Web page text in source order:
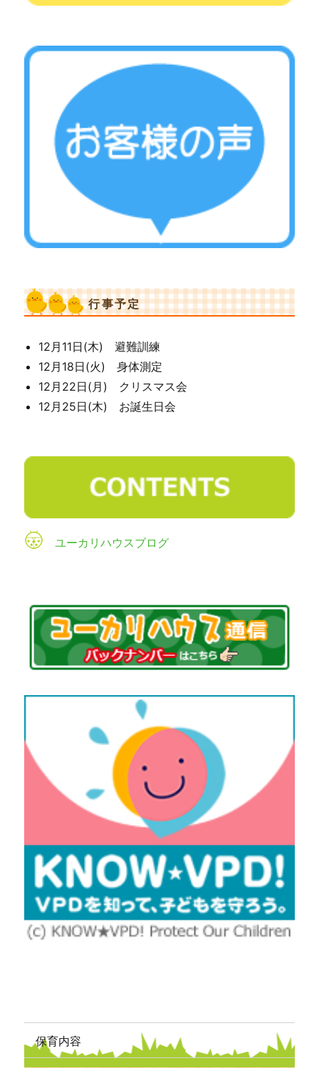
行事予定
12月11日(木) 避難訓練
12月18日(火) 身体測定
12月22日(月) クリスマス会
12月25日(木) お誕生日会
ユーカリハウスブログ
保育内容